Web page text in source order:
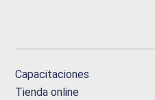
Capacitaciones
Tienda online